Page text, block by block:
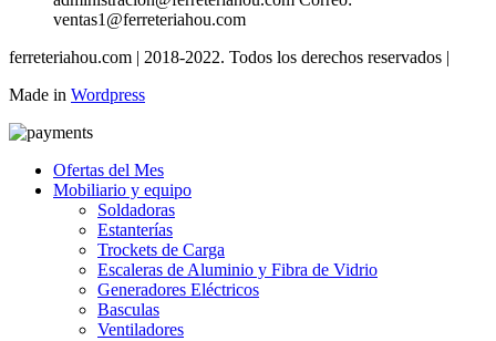
ventas1@ferreteriahou.com
ferreteriahou.com | 2018-2022. Todos los derechos reservados |
Made in Wordpress
Ofertas del Mes
Mobiliario y equipo
Soldadoras
Estanterías
Trockets de Carga
Escaleras de Aluminio y Fibra de Vidrio
Generadores Eléctricos
Basculas
Ventiladores